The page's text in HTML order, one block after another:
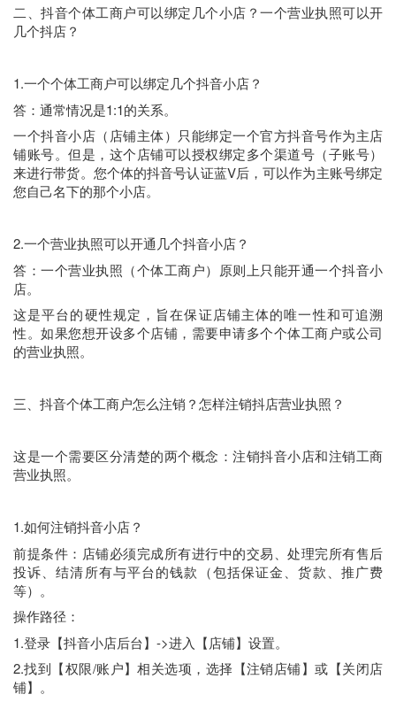
二、抖音个体工商户可以绑定几个小店？一个营业执照可以开
几个抖店？
1.一个个体工商户可以绑定几个抖音小店？
答：通常情况是1:1的关系。
一个抖音小店（店铺主体）只能绑定一个官方抖音号作为主店
铺账号。但是，这个店铺可以授权绑定多个渠道号（子账号）
来进行带货。您个体的抖音号认证蓝V后，可以作为主账号绑定
您自己名下的那个小店。
2.一个营业执照可以开通几个抖音小店？
答：一个营业执照（个体工商户）原则上只能开通一个抖音小
店。
这是平台的硬性规定，旨在保证店铺主体的唯一性和可追溯
性。如果您想开设多个店铺，需要申请多个个体工商户或公司
的营业执照。
三、抖音个体工商户怎么注销？怎样注销抖店营业执照？
这是一个需要区分清楚的两个概念：注销抖音小店和注销工商
营业执照。
1.如何注销抖音小店？
前提条件：店铺必须完成所有进行中的交易、处理完所有售后
投诉、结清所有与平台的钱款（包括保证金、货款、推广费
等）。
操作路径：
1.登录【抖音小店后台】->进入【店铺】设置。
2.找到【权限/账户】相关选项，选择【注销店铺】或【关闭店
铺】。